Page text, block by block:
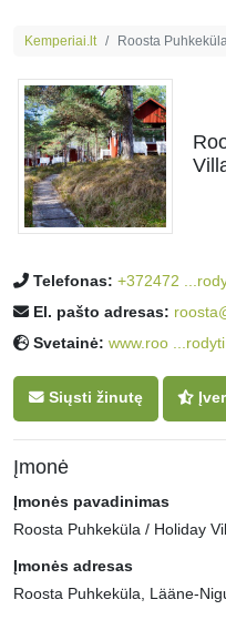
Kemperiai.lt Roosta
Telefonas: +372472
El. pašto adresas:
Svetainė: www.roo ...rodyti
Siųsti žinutę
Įmonė
Įmonės pavadinimas
Roosta Puhkeküla / Holiday
Įmonės adresas
Roosta Puhkeküla, Lääne-